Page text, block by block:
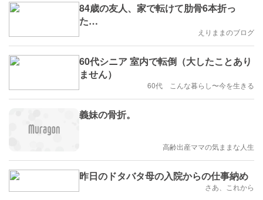
84歳の友人、家で転けて肋骨6本折っ
た…
えりままのブログ
60代シニア 室内で転倒（大したことあり
ません）
60代 こんな暮らし〜今を生きる
義妹の骨折。
高齢出産ママの気ままな人生
昨日のドタバタ母の入院からの仕事納め
さあ、これから